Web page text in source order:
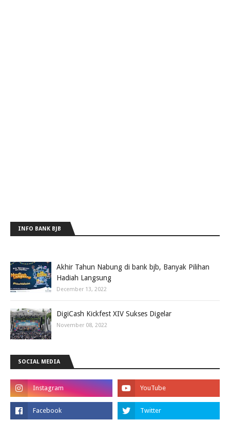
INFO BANK BJB
Akhir Tahun Nabung di bank bjb, Banyak Pilihan
Hadiah Langsung
December 13, 2022
DigiCash Kickfest XIV Sukses Digelar
November 08, 2022
SOCIAL MEDIA